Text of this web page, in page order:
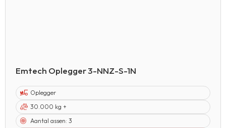
Emtech Oplegger 3-NNZ-S-1N
Oplegger
30.000 kg +
Aantal assen: 3